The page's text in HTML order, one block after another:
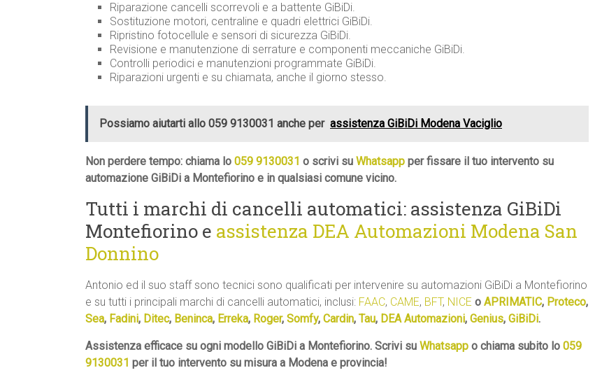
Riparazione cancelli scorrevoli e a battente GiBiDi.
Sostituzione motori, centraline e quadri elettrici GiBiDi.
Ripristino fotocellule e sensori di sicurezza GiBiDi.
Revisione e manutenzione di serrature e componenti meccaniche GiBiDi.
Controlli periodici e manutenzioni programmate GiBiDi.
Riparazioni urgenti e su chiamata, anche il giorno stesso.
Possiamo aiutarti allo 059 9130031 anche per assistenza GiBiDi Modena Vaciglio
Non perdere tempo: chiama lo 059 9130031 o scrivi su Whatsapp per fissare il tuo intervento su
automazione GiBiDi a Montefiorino e in qualsiasi comune vicino.
Tutti i marchi di cancelli automatici: assistenza GiBiDi
Montefiorino e assistenza DEA Automazioni Modena San
Donnino
Antonio ed il suo staff sono tecnici sono qualificati per intervenire su automazioni GiBiDi a Montefiorino
e su tutti i principali marchi di cancelli automatici, inclusi: FAAC, CAME, BFT, NICE o APRIMATIC, Proteco,
Sea, Fadini, Ditec, Beninca, Erreka, Roger, Somfy, Cardin, Tau, DEA Automazioni, Genius, GiBiDi.
Assistenza efficace su ogni modello GiBiDi a Montefiorino. Scrivi su Whatsapp o chiama subito lo 059
9130031 per il tuo intervento su misura a Modena e provincia!